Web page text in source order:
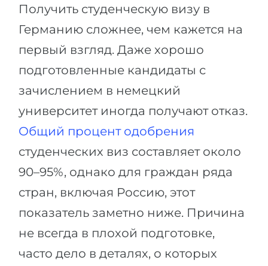
Тест Голланда
Тест Карта Интересов
Тест RIASEC
Успехна
100%
Наши студенты успешно поступают
КОНСУЛЬТАЦИЯ!
Россия
Украина
Казахстан
Азербайджан
Армения
Беларусь
Другая страна
ЗАПИСАТЬСЯ НА КОНСУЛЬТАЦИЮ
Получить студенческую визу в
Германию сложнее, чем кажется на
первый взгляд. Даже хорошо
подготовленные кандидаты с
зачислением в немецкий
университет иногда получают отказ.
Общий процент одобрения
студенческих виз составляет около
90–95%, однако для граждан ряда
стран, включая Россию, этот
показатель заметно ниже. Причина
не всегда в плохой подготовке,
часто дело в деталях, о которых